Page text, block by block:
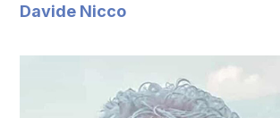
Davide Nicco